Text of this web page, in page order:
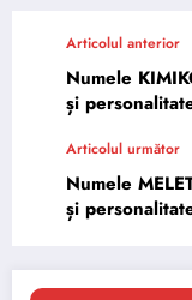
Articolul anterior
Numele
și
Articolul următor
Numele
și